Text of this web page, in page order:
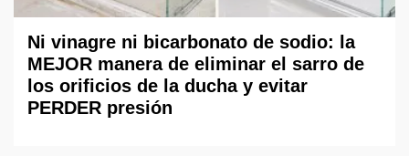
Ni vinagre ni bicarbonato de sodio: la
MEJOR manera de eliminar el sarro de
los orificios de la ducha y evitar
PERDER presión